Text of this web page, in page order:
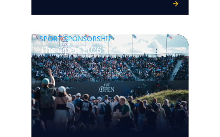
SPORT SPONSORSHIP
The Open 2026